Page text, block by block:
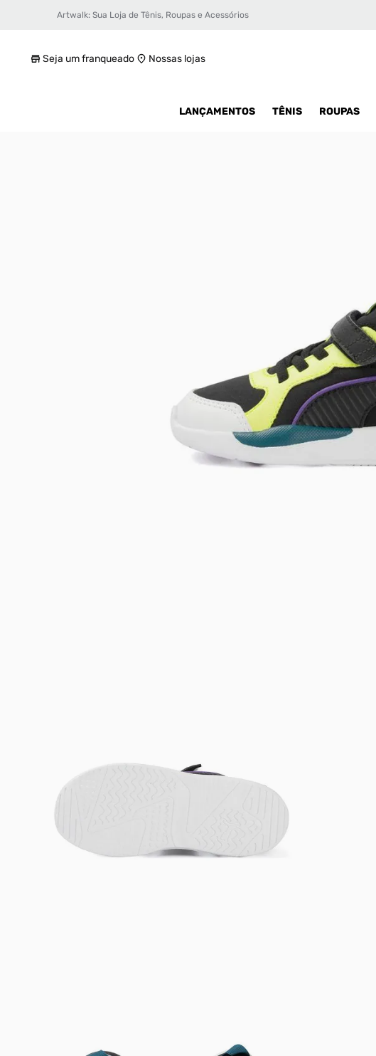
Artwalk: Sua Loja de Tênis, Roupas e Acessórios
Seja um franqueado Nossas lojas
LANÇAMENTOS TÊNIS ROUPAS
Tênis Puma X-Ray Ac Infantil